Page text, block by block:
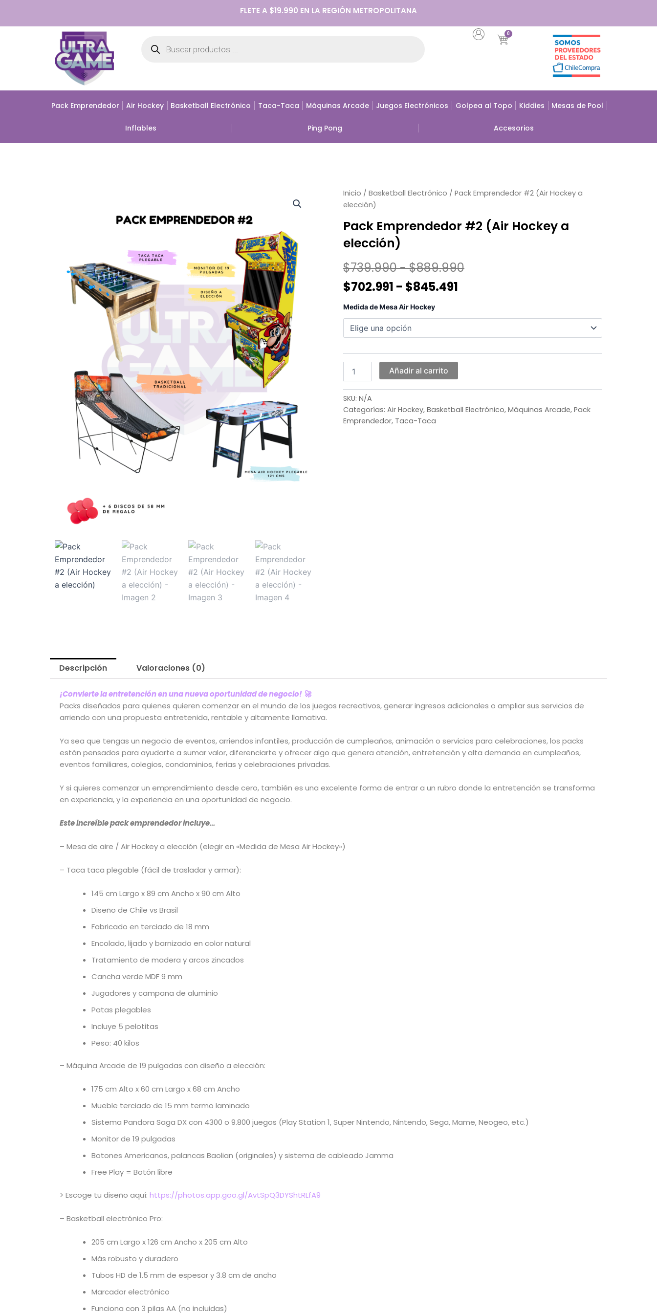
FLETE A $19.990 EN LA REGIÓN METROPOLITANA
productos
0Carrito
Pack Emprendedor Air Hockey Basketball Electrónico Taca-Taca Máquinas Arcade Juegos Electrónicos Golpea al Topo Kiddies Mesas de Pool
Inflables Ping Pong Accesorios
Inicio / Basketball Electrónico / Pack Emprendedor #2 (Air Hockey a
elección)
Pack Emprendedor #2 (Air Hockey a
elección)
$739.990-$889.990Rango
desde
$739.990
$702.991 - $845.491
Rango
desde
$702.991
hasta
$845.491
Medida de Mesa Air Hockey
Pack
Emprendedor
(Air
a
elección)
cantidad
Añadir al carrito
SKU: N/A
Categorías: Air Hockey, Basketball Electrónico, Máquinas Arcade, Pack
Emprendedor, Taca-Taca
Descripción Valoraciones (0)
¡Convierte la entretención en una nueva oportunidad de negocio! 🚀
Packs diseñados para quienes quieren comenzar en el mundo de los juegos recreativos, generar ingresos adicionales o ampliar sus servicios de
arriendo con una propuesta entretenida, rentable y altamente llamativa.
Ya sea que tengas un negocio de eventos, arriendos infantiles, producción de cumpleaños, animación o servicios para celebraciones, los packs
están pensados para ayudarte a sumar valor, diferenciarte y ofrecer algo que genera atención, entretención y alta demanda en cumpleaños,
eventos familiares, colegios, condominios, ferias y celebraciones privadas.
Y si quieres comenzar un emprendimiento desde cero, también es una excelente forma de entrar a un rubro donde la entretención se transforma
en experiencia, y la experiencia en una oportunidad de negocio.
Este increíble pack emprendedor incluye…
– Mesa de aire / Air Hockey a elección (elegir en «Medida de Mesa Air Hockey»)
– Taca taca plegable (fácil de trasladar y armar):
145 cm Largo x 89 cm Ancho x 90 cm Alto
Diseño de Chile vs Brasil
Fabricado en terciado de 18 mm
Encolado, lijado y barnizado en color natural
Tratamiento de madera y arcos zincados
Cancha verde MDF 9 mm
Jugadores y campana de aluminio
Patas plegables
Incluye 5 pelotitas
Peso: 40 kilos
– Máquina Arcade de 19 pulgadas con diseño a elección:
175 cm Alto x 60 cm Largo x 68 cm Ancho
Mueble terciado de 15 mm termo laminado
Sistema Pandora Saga DX con 4300 o 9.800 juegos (Play Station 1, Super Nintendo, Nintendo, Sega, Mame, Neogeo, etc.)
Monitor de 19 pulgadas
Botones Americanos, palancas Baolian (originales) y sistema de cableado Jamma
Free Play = Botón libre
> Escoge tu diseño aquí: https://photos.app.goo.gl/AvtSpQ3DYShtRLfA9
– Basketball electrónico Pro:
205 cm Largo x 126 cm Ancho x 205 cm Alto
Más robusto y duradero
Tubos HD de 1.5 mm de espesor y 3.8 cm de ancho
Marcador electrónico
Funciona con 3 pilas AA (no incluidas)